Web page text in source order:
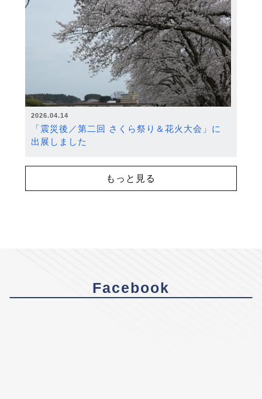
2026.04.14
「震災後／第二回 さくら祭り＆花火大会」に
出展しました
もっと見る
Facebook